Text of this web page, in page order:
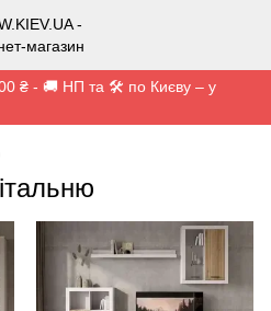
₴ - 🚚 НП та 🛠️ по Києву – у